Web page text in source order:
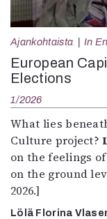
Ajankohtaista In
European
Elections
1/2026
What lies
Culture project?
on the feelings
on the ground
2026.]
Lölä Florina